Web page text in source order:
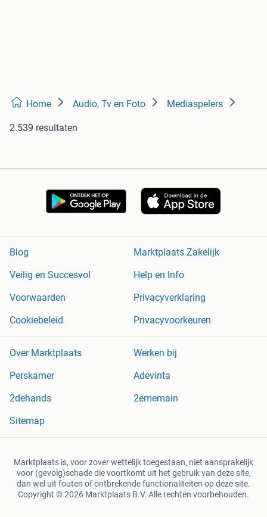
Home Audio, Tv en Foto Mediaspelers
2.539 resultaten
Blog
Marktplaats Zakelijk
Veilig en Succesvol
Help en Info
Voorwaarden
Privacyverklaring
Cookiebeleid
Privacyvoorkeuren
Over Marktplaats
Werken bij
Perskamer
Adevinta
2dehands
2ememain
Sitemap
Marktplaats is, voor zover wettelijk toegestaan, niet aansprakelijk
voor (gevolg)schade die voortkomt uit het gebruik van deze site,
dan wel uit fouten of ontbrekende functionaliteiten op deze site.
Copyright © 2026 Marktplaats B.V. Alle rechten voorbehouden.